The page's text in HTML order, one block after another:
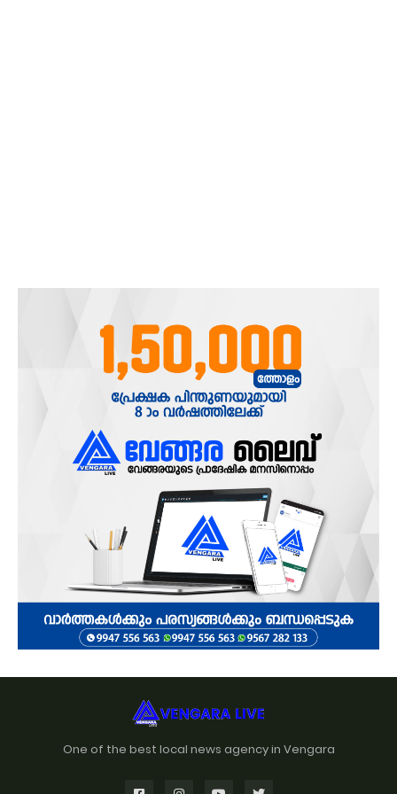
One of the best local news agency in Vengara